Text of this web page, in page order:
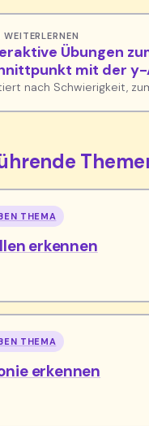
WEITERLERNEN
Übungen
mit der
nach Schwierigkeit,
THEMA
erkennen
THEMA
erkennen